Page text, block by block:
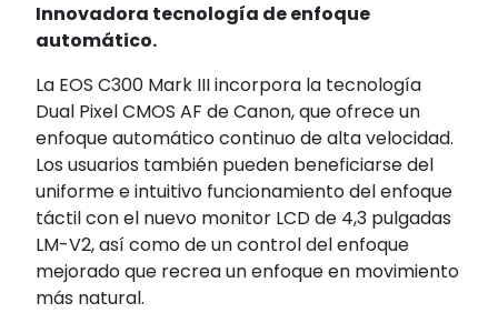
Innovadora tecnología de enfoque
automático.
La EOS C300 Mark III incorpora la tecnología
Dual Pixel CMOS AF de Canon, que ofrece un
enfoque automático continuo de alta velocidad.
Los usuarios también pueden beneficiarse del
uniforme e intuitivo funcionamiento del enfoque
táctil con el nuevo monitor LCD de 4,3 pulgadas
LM-V2, así como de un control del enfoque
mejorado que recrea un enfoque en movimiento
más natural.